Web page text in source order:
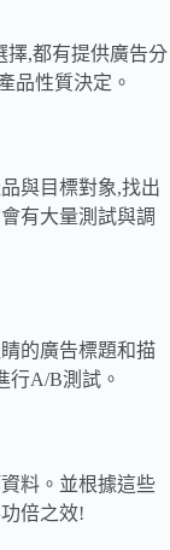
擇,都有提供廣告分
品性質決定。
與目標對象,找出
有大量測試與調
的廣告標題和描
行A/B測試。
料。並根據這些
倍之效!